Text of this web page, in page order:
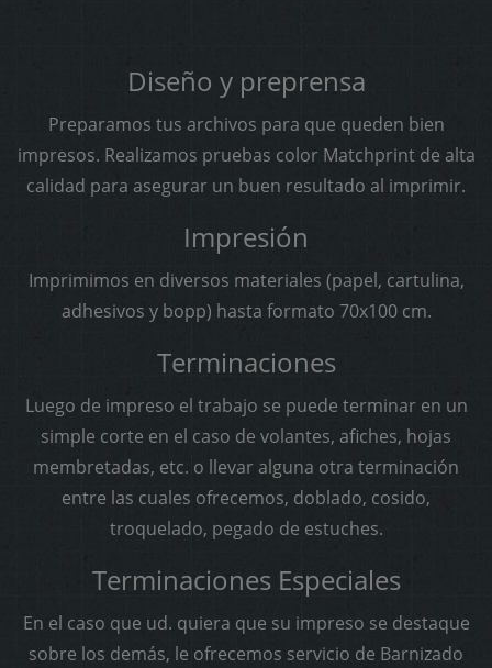
Diseño y preprensa
Preparamos tus archivos para que queden bien
impresos. Realizamos pruebas color Matchprint de alta
calidad para asegurar un buen resultado al imprimir.
Impresión
Imprimimos en diversos materiales (papel, cartulina,
adhesivos y bopp) hasta formato 70x100 cm.
Terminaciones
Luego de impreso el trabajo se puede terminar en un
simple corte en el caso de volantes, afiches, hojas
membretadas, etc. o llevar alguna otra terminación
entre las cuales ofrecemos, doblado, cosido,
troquelado, pegado de estuches.
Terminaciones Especiales
En el caso que ud. quiera que su impreso se destaque
sobre los demás, le ofrecemos servicio de Barnizado